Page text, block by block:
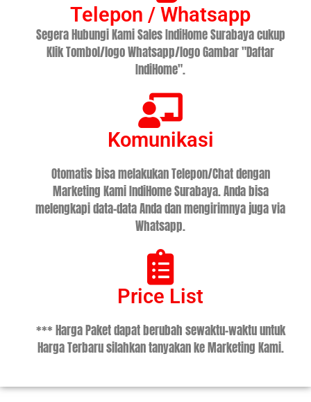
Telepon / Whatsapp
Segera Hubungi Kami Sales IndiHome Surabaya cukup
Klik Tombol/logo Whatsapp/logo Gambar "Daftar
IndiHome".
Komunikasi
Otomatis bisa melakukan Telepon/Chat dengan
Marketing Kami IndiHome Surabaya. Anda bisa
melengkapi data-data Anda dan mengirimnya juga via
Whatsapp.
Price List
*** Harga Paket dapat berubah sewaktu-waktu untuk
Harga Terbaru silahkan tanyakan ke Marketing Kami.